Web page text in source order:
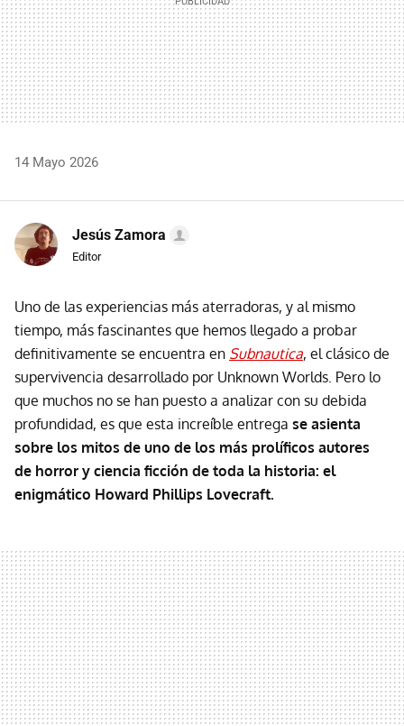
14 Mayo 2026
Jesús Zamora
Editor
Uno de las experiencias más aterradoras, y al mismo
tiempo, más fascinantes que hemos llegado a probar
definitivamente se encuentra en Subnautica, el clásico de
supervivencia desarrollado por Unknown Worlds. Pero lo
que muchos no se han puesto a analizar con su debida
profundidad, es que esta increíble entrega se asienta
sobre los mitos de uno de los más prolíficos autores
de horror y ciencia ficción de toda la historia: el
enigmático Howard Phillips Lovecraft.